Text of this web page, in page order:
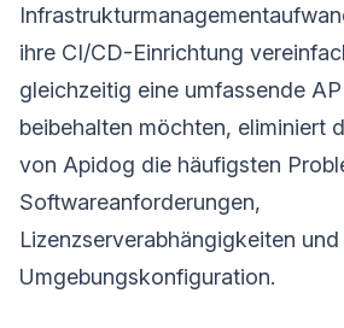
ihre CI/CD-Einrichtung
gleichzeitig eine umfassende
beibehalten möchten, eliminiert
von Apidog die häufigsten
Softwareanforderungen,
Lizenzserverabhängigkeiten
Umgebungskonfiguration.